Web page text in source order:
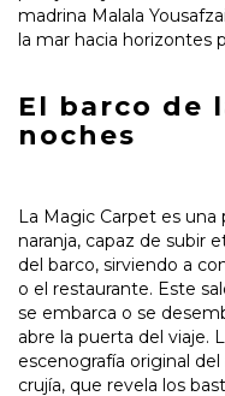
madrina Malala
la mar hacia horizontes
El barco de
noches
La Magic Carpet es
naranja, capaz de subir
del barco, sirviendo a
o el restaurante. Este
se embarca o se
abre la puerta del viaje.
escenografía original
crujía, que revela los